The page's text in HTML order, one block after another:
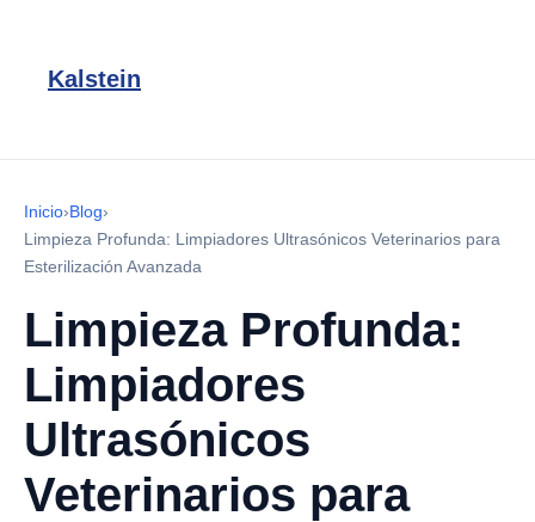
Kalstein
Inicio›Blog›
Limpieza Profunda: Limpiadores Ultrasónicos Veterinarios para
Esterilización Avanzada
Limpieza Profunda:
Limpiadores
Ultrasónicos
Veterinarios para